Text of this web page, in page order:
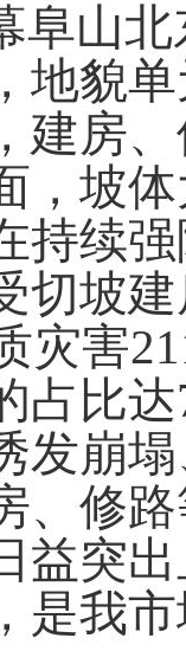
阜山
地貌
建房
，坡
持续
切坡
灾害
占比达
发崩
、修
益突
是我